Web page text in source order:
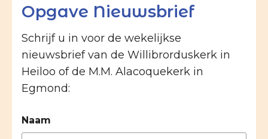
Opgave Nieuwsbrief
Schrijf u in voor de wekelijkse
nieuwsbrief van de Willibrorduskerk in
Heiloo of de M.M. Alacoquekerk in
Egmond:
Naam